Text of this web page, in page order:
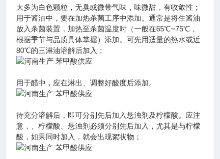
大多为白色颗粒，无臭或微带气味，味微甜，有收敛性；
用于酱油中，要在加热杀菌工序中添加。通常是将生酱油
放入杀菌装置，加热至杀菌温度时（一般在65℃~75℃，
根据季节与品质具体掌握）添加。可先用适量的热水或近
80℃的三淋油溶解后加入；
用于醋中，应在淋出、调整好酸度后添加。
待充分溶解后，即可分别先后加入悬浊剂及柠檬酸。应注
意，、柠檬酸、悬浊剂必须分别先后加入，尤其是与柠檬
酸，如果同时加入，就会出现絮状物；